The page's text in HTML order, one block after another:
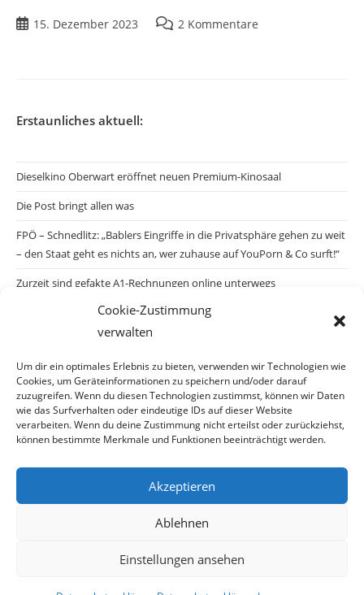
Cookie-Zustimmung
verwalten
Um dir ein optimales Erlebnis zu bieten, verwenden wir Technologien wie
Cookies, um Geräteinformationen zu speichern und/oder darauf
zuzugreifen. Wenn du diesen Technologien zustimmst, können wir Daten
wie das Surfverhalten oder eindeutige IDs auf dieser Website
verarbeiten. Wenn du deine Zustimmung nicht erteilst oder zurückziehst,
können bestimmte Merkmale und Funktionen beeinträchtigt werden.
Akzeptieren
Ablehnen
Einstellungen ansehen
15. Dezember 2023 2 Kommentare
Erstaunliches aktuell:
Dieselkino Oberwart eröffnet neuen Premium-Kinosaal
Die Post bringt allen was
FPÖ – Schnedlitz: „Bablers Eingriffe in die Privatsphäre gehen zu weit
– den Staat geht es nichts an, wer zuhause auf YouPorn & Co surft!“
Zurzeit sind gefakte A1-Rechnungen online unterwegs
Salzburgs Juden und ihre Sicherheit: „Erst nach einem Anschlag wäre
die Gefahr endlich konkret!“
Biologisches Wunder in Ceuta
Ein vermeintliches Abschiebemärchen
Archiv
© Copyright 2026 · Auch Ihre Information ist uns wichtig! Haben Sie eine